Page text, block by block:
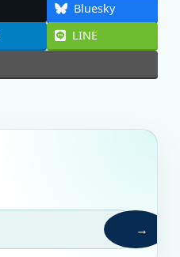
Bluesky
LINE
→